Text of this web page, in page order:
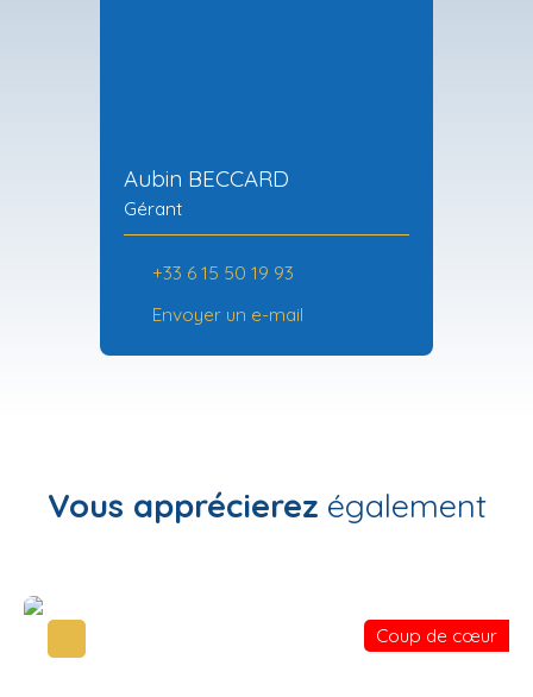
Aubin BECCARD
Gérant
+33 6 15 50 19 93
Envoyer un e-mail
Vous apprécierez également
Coup de cœur